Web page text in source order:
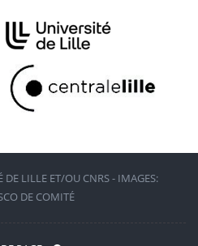
DE LILLE ET/OU CNRS - IMAGES:
DE COMITÉ